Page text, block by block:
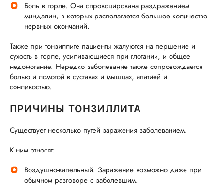
Боль в горле. Она спровоцирована раздражением
миндалин, в которых располагается большое количество
нервных окончаний.
Также при тонзиллите пациенты жалуются на першение и
сухость в горле, усиливающиеся при глотании, и общее
недомогание. Нередко заболевание также сопровождается
болью и ломотой в суставах и мышцах, апатией и
сонливостью.
ПРИЧИНЫ ТОНЗИЛЛИТА
Существует несколько путей заражения заболеванием.
К ним относят:
Воздушно-капельный. Заражение возможно даже при
обычном разговоре с заболевшим.